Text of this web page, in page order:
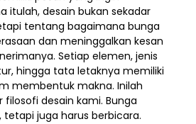
itulah, desain bukan sekadar
tentang bagaimana bunga
dan meninggalkan kesan
Setiap elemen,jenis
hingga tata letaknya memiliki
membentuk makna. Inilah
desain kami. Bunga
tetapi juga harus berbicara.